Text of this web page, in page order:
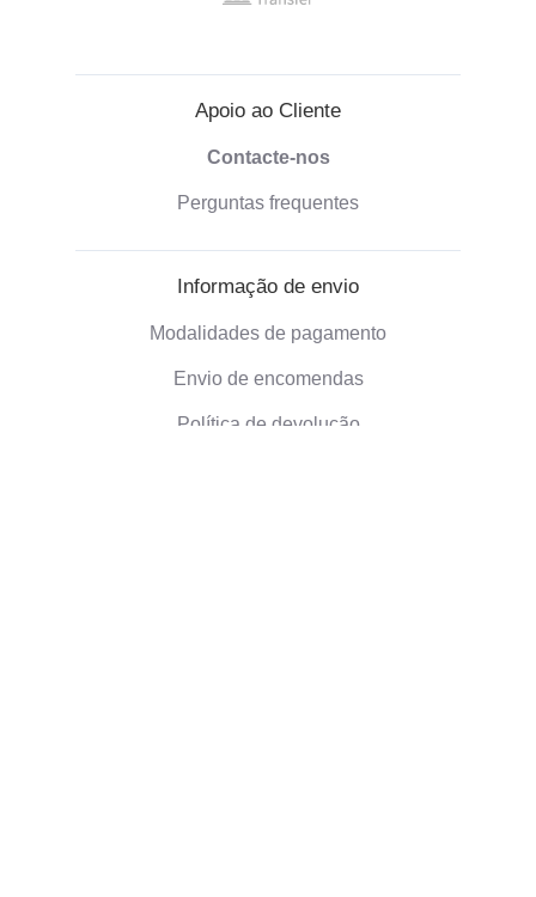
Apoio ao Cliente
Contacte-nos
Perguntas frequentes
Informação de envio
Modalidades de pagamento
Envio de encomendas
Política de devolução